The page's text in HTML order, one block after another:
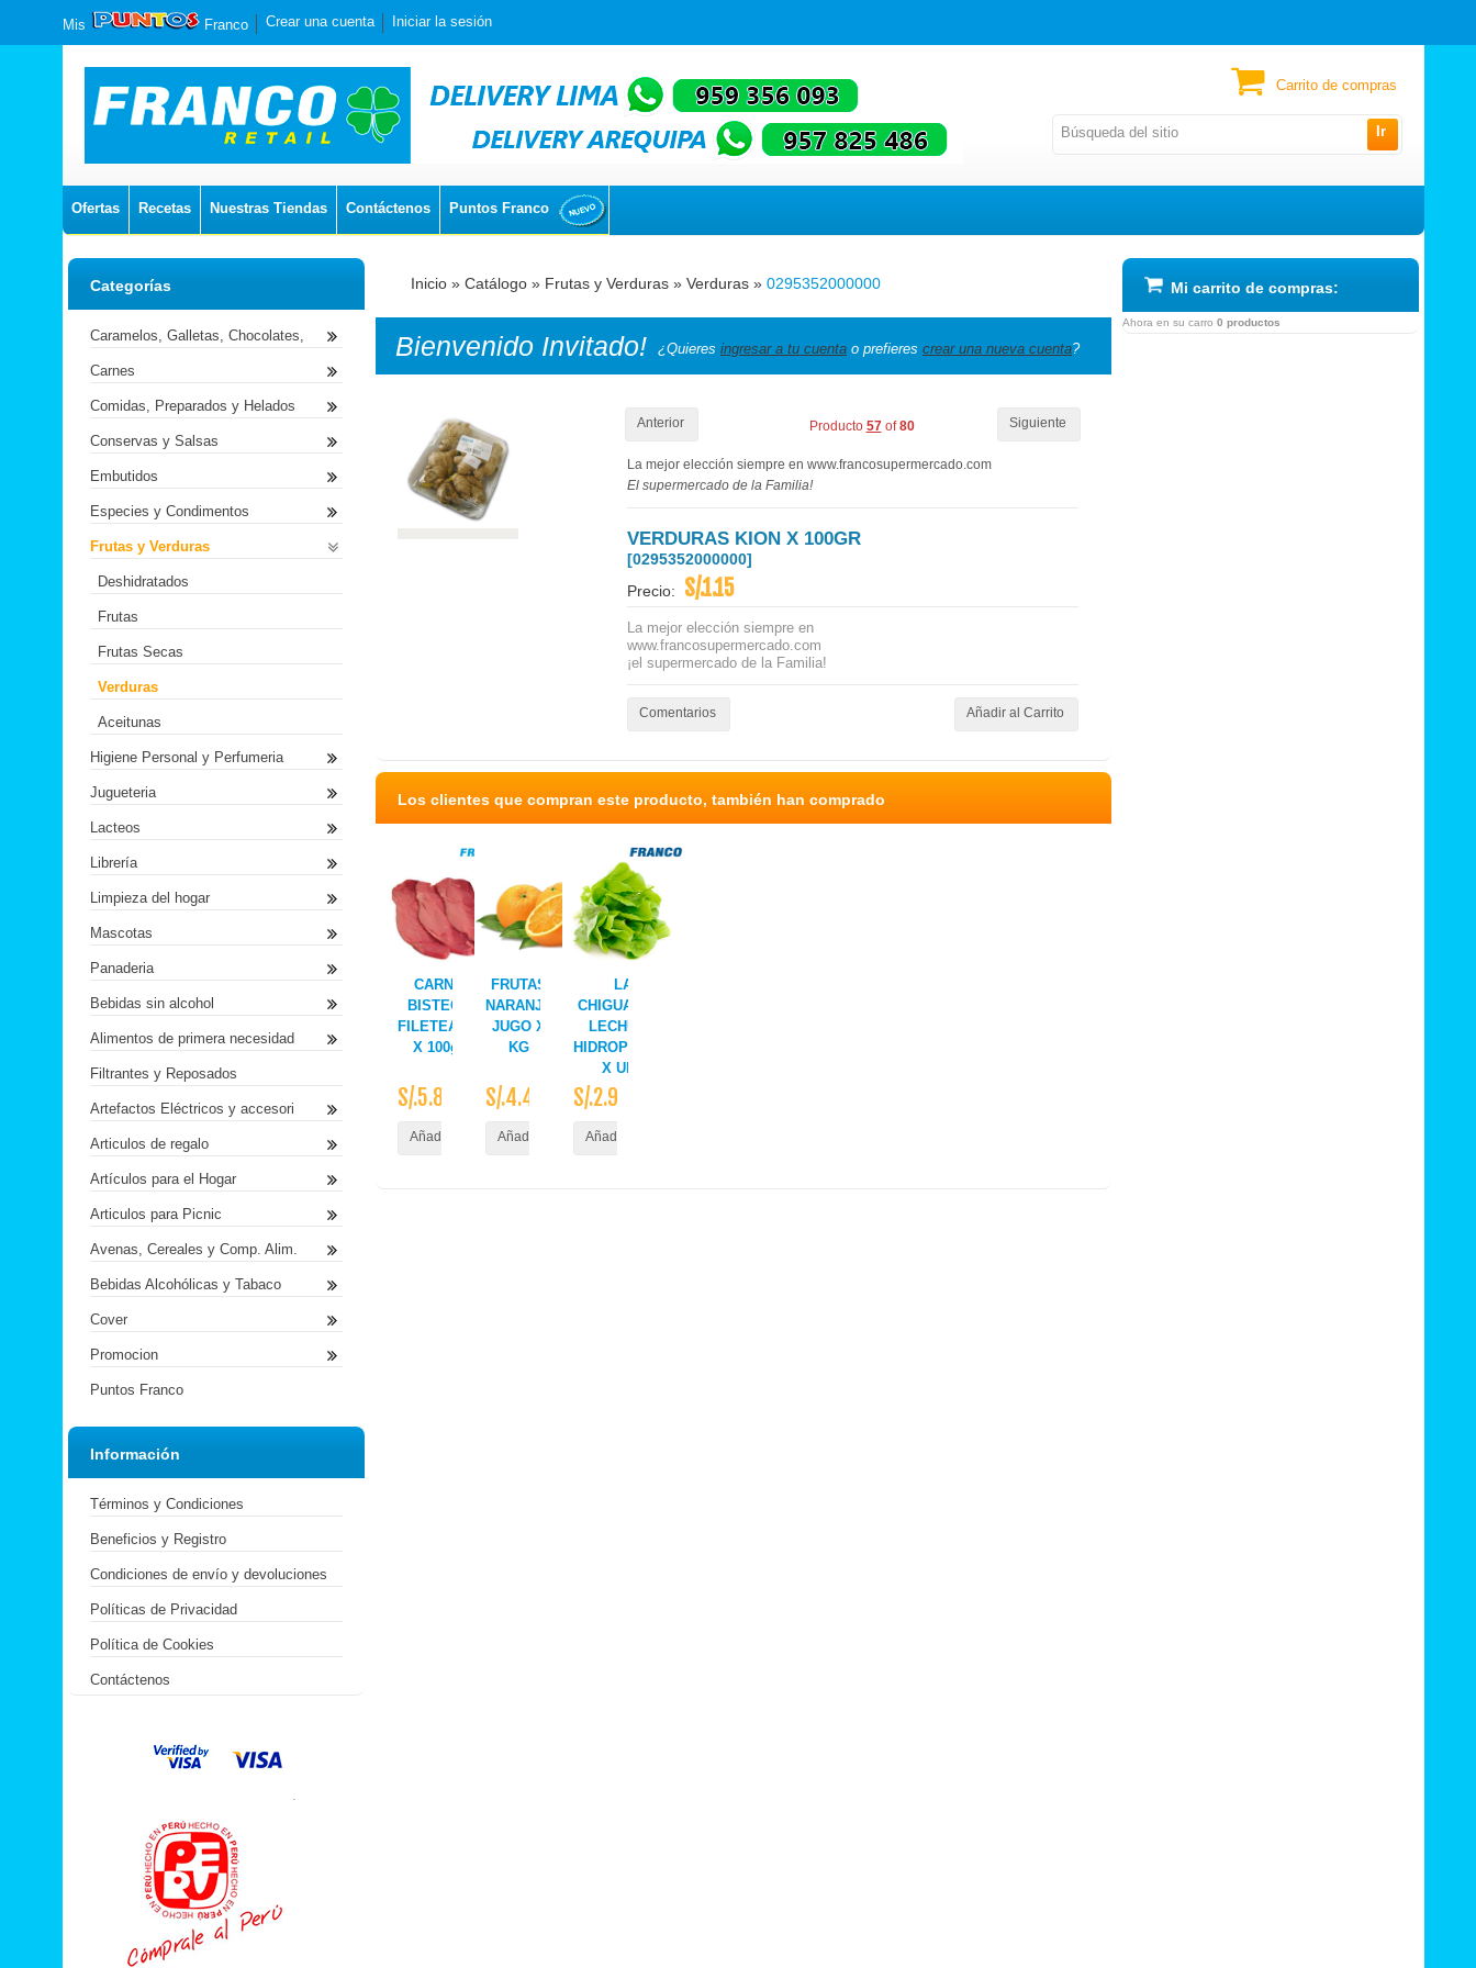
Ir
Mis Franco Crear una cuenta Iniciar la sesión
Ofertas Recetas Nuestras Tiendas Contáctenos Puntos Franco
Carrito de compras
Inicio » Catálogo » Frutas y Verduras » Verduras » 0295352000000
Bienvenido Invitado! ¿Quieres ingresar a tu cuenta o prefieres crear una nueva cuenta?
Anterior Siguiente
Producto 57of80
La mejor elección siempre en www.francosupermercado.com
El supermercado de la Familia!
VERDURAS KION X 100GR
[0295352000000]
Precio: S/.1.15
La mejor elección siempre en
www.francosupermercado.com
¡el supermercado de la Familia!
Comentarios Añadir al Carrito
Los clientes que compran este producto, también han comprado
CARNE
BISTECK
FILETEADO
X 100gr
S/.5.80
Añadir al Carrito
FRUTAS
NARANJA
JUGO X
KG
S/.4.40
Añadir al Carrito
LA
CHIGUATEÑA
LECHUGA
HIDROPONICA
X UND
S/.2.90
Añadir al Carrito
Categorías
Caramelos, Galletas, Chocolates,
Carnes
Comidas, Preparados y Helados
Conservas y Salsas
Embutidos
Especies y Condimentos
Frutas y Verduras
Deshidratados
Frutas
Frutas Secas
Verduras
Aceitunas
Higiene Personal y Perfumeria
Jugueteria
Lacteos
Librería
Limpieza del hogar
Mascotas
Panaderia
Bebidas sin alcohol
Alimentos de primera necesidad
Filtrantes y Reposados
Artefactos Eléctricos y accesori
Articulos de regalo
Artículos para el Hogar
Articulos para Picnic
Avenas, Cereales y Comp. Alim.
Bebidas Alcohólicas y Tabaco
Cover
Promocion
Puntos Franco
Información
Términos y Condiciones
Beneficios y Registro
Condiciones de envío y devoluciones
Políticas de Privacidad
Política de Cookies
Contáctenos
.
Mi carrito de compras:
Ahora en su carro 0 productos